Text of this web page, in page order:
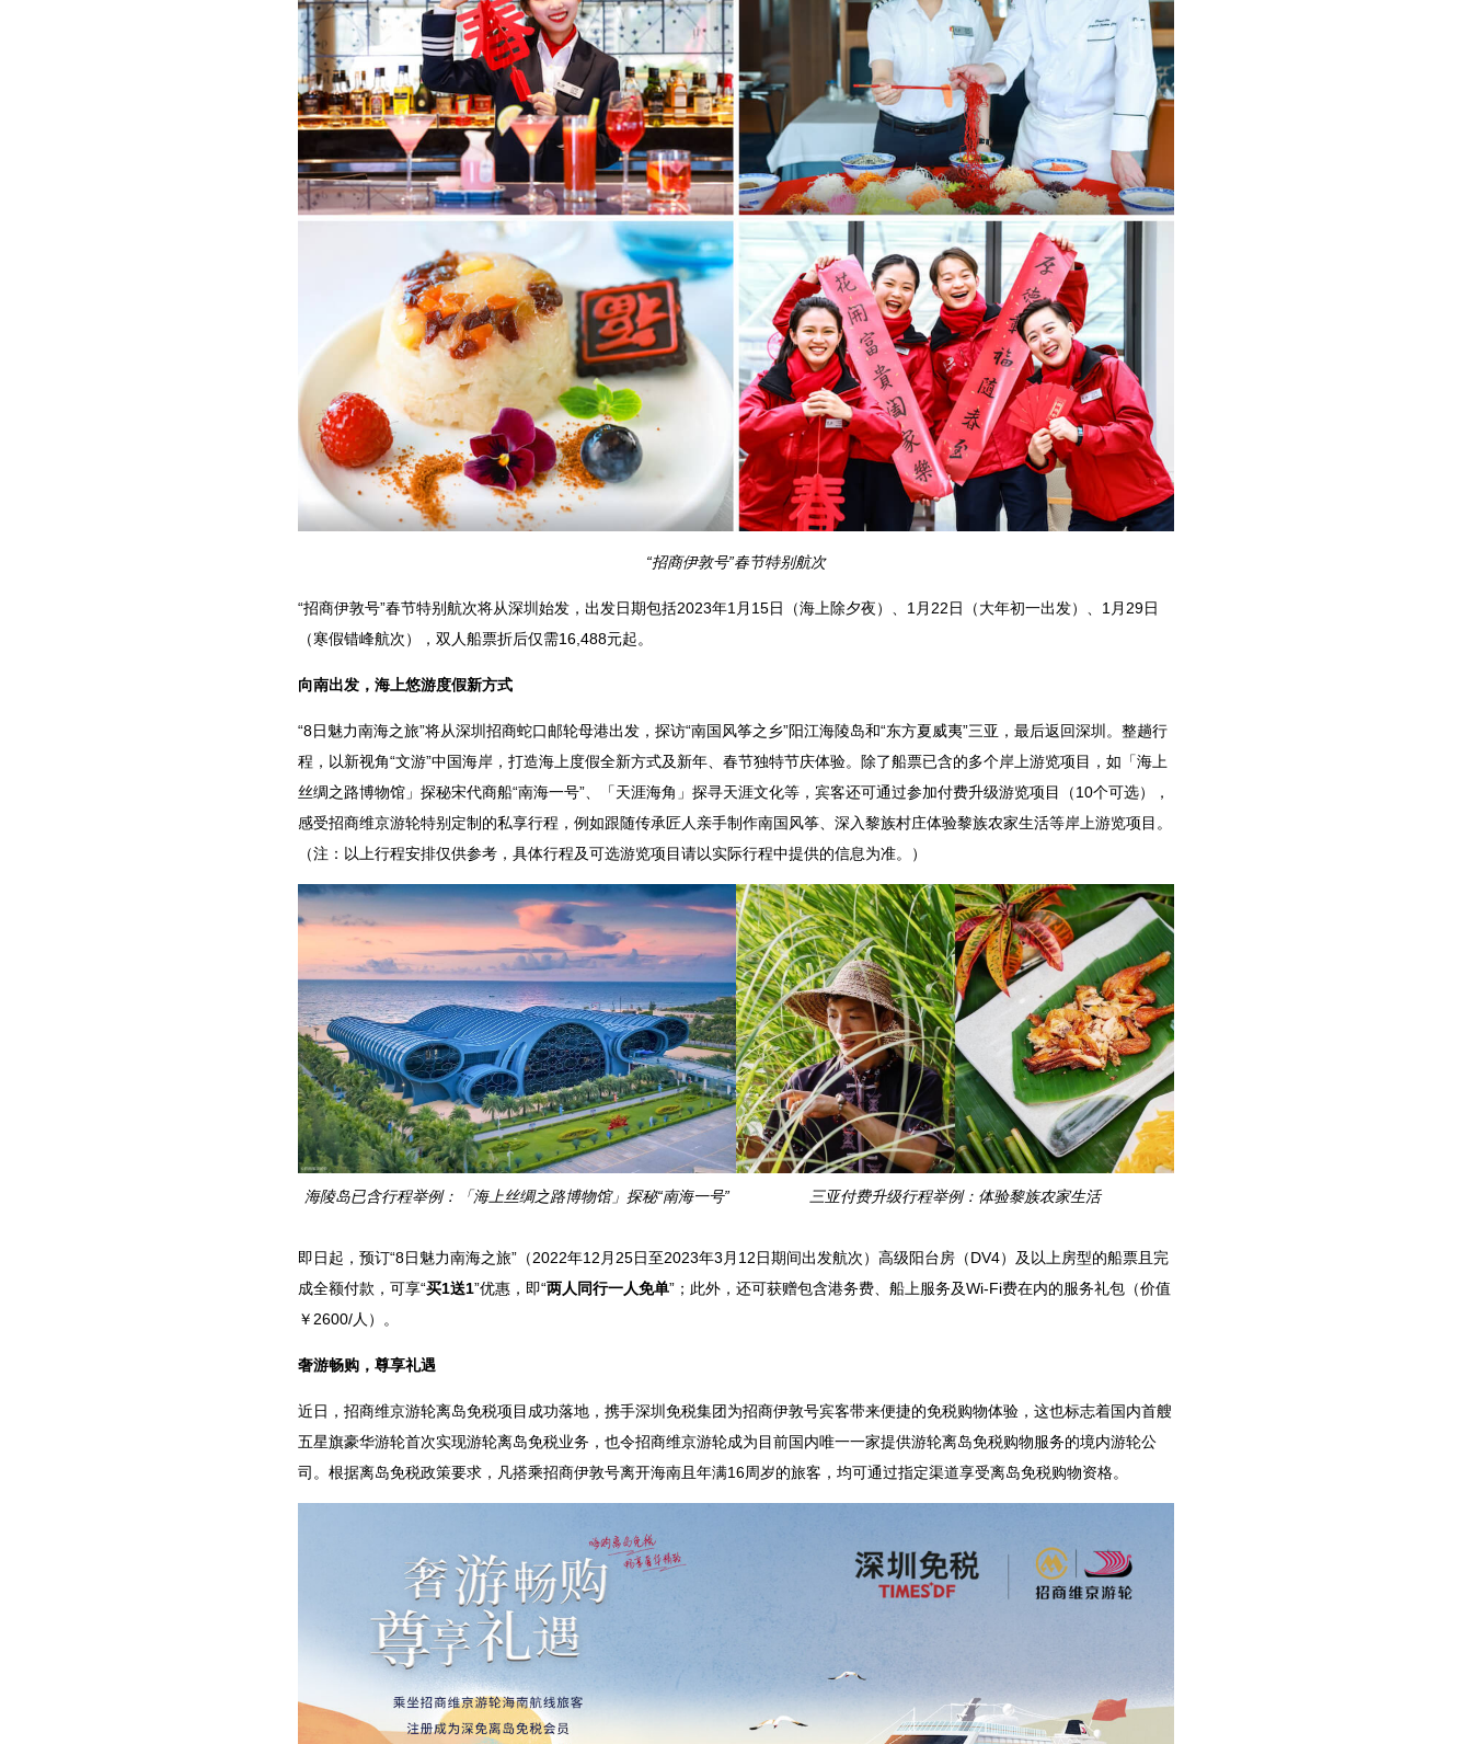
“招商伊敦号”春节特别航次
“招商伊敦号”春节特别航次将从深圳始发，出发日期包括2023年1月15日（海上除夕夜）、1月22日（大年初一出发）、1月29日
（寒假错峰航次），双人船票折后仅需16,488元起。
向南出发，海上悠游度假新方式
“8日魅力南海之旅”将从深圳招商蛇口邮轮母港出发，探访“南国风筝之乡”阳江海陵岛和“东方夏威夷”三亚，最后返回深圳。整趟行
程，以新视角“文游”中国海岸，打造海上度假全新方式及新年、春节独特节庆体验。除了船票已含的多个岸上游览项目，如「海上
丝绸之路博物馆」探秘宋代商船“南海一号”、「天涯海角」探寻天涯文化等，宾客还可通过参加付费升级游览项目（10个可选），
感受招商维京游轮特别定制的私享行程，例如跟随传承匠人亲手制作南国风筝、深入黎族村庄体验黎族农家生活等岸上游览项目。
（注：以上行程安排仅供参考，具体行程及可选游览项目请以实际行程中提供的信息为准。）
海陵岛已含行程举例：「海上丝绸之路博物馆」探秘“南海一号” 三亚付费升级行程举例：体验黎族农家生活
即日起，预订“8日魅力南海之旅”（2022年12月25日至2023年3月12日期间出发航次）高级阳台房（DV4）及以上房型的船票且完
成全额付款，可享“买1送1”优惠，即“两人同行一人免单”；此外，还可获赠包含港务费、船上服务及Wi-Fi费在内的服务礼包（价值
￥2600/人）。
奢游畅购，尊享礼遇
近日，招商维京游轮离岛免税项目成功落地，携手深圳免税集团为招商伊敦号宾客带来便捷的免税购物体验，这也标志着国内首艘
五星旗豪华游轮首次实现游轮离岛免税业务，也令招商维京游轮成为目前国内唯一一家提供游轮离岛免税购物服务的境内游轮公
司。根据离岛免税政策要求，凡搭乘招商伊敦号离开海南且年满16周岁的旅客，均可通过指定渠道享受离岛免税购物资格。